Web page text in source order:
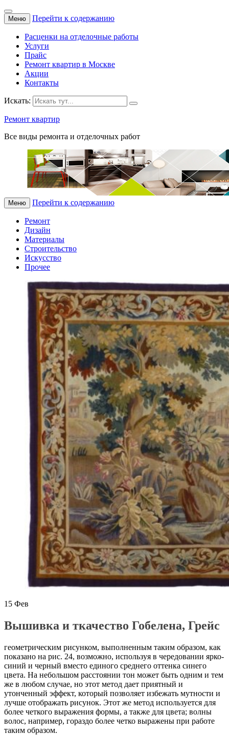
Меню Перейти к содержанию
Расценки на отделочные работы
Услуги
Прайс
Ремонт квартир в Москве
Акции
Контакты
Искать:
Ремонт квартир
Все виды ремонта и отделочных работ
Меню Перейти к содержанию
Ремонт
Дизайн
Материалы
Строительство
Искусство
Прочее
15 Фев
Вышивка и ткачество Гобелена, Грейс
геометрическим рисунком, выполненным таким образом, как
показано на рис. 24, возможно, используя в чередовании ярко-
синий и черный вместо единого среднего оттенка синего
цвета. На небольшом расстоянии тон может быть одним и тем
же в любом случае, но этот метод дает приятный и
утонченный эффект, который позволяет избежать мутности и
лучше отображать рисунок. Этот же метод используется для
более четкого выражения формы, а также для цвета; волны
волос, например, гораздо более четко выражены при работе
таким образом.